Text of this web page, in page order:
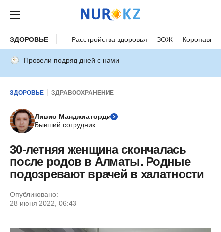
ЗДОРОВЬЕ Расстройства здоровья ЗОЖ
Провели подряд дней с нами
ЗДОРОВЬЕ ЗДРАВООХРАНЕНИЕ
Ливио Манджиаторди
Бывший сотрудник
30-летняя женщина скончалась
после родов в Алматы. Родные
подозревают врачей в халатности
Опубликовано:
28 июня 2022, 06:43